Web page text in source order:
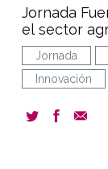
Jornada
el sector
Jornada
Innovación